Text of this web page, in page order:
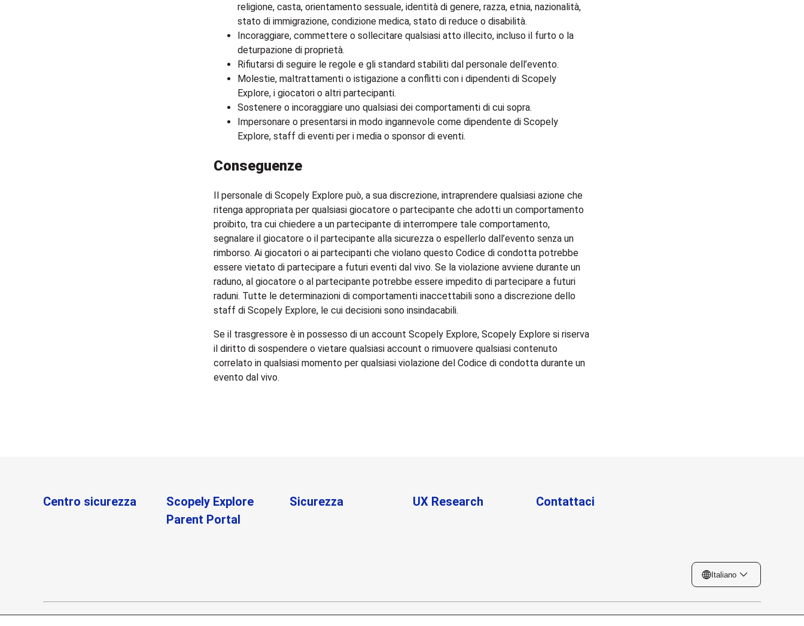
religione, casta, orientamento sessuale, identità di genere, razza, etnia, nazionalità,
stato di immigrazione, condizione medica, stato di reduce o disabilità.
Incoraggiare, commettere o sollecitare qualsiasi atto illecito, incluso il furto o la
deturpazione di proprietà.
Rifiutarsi di seguire le regole e gli standard stabiliti dal personale dell’evento.
Molestie, maltrattamenti o istigazione a conflitti con i dipendenti di Scopely
Explore, i giocatori o altri partecipanti.
Sostenere o incoraggiare uno qualsiasi dei comportamenti di cui sopra.
Impersonare o presentarsi in modo ingannevole come dipendente di Scopely
Explore, staff di eventi per i media o sponsor di eventi.
Conseguenze
Il personale di Scopely Explore può, a sua discrezione, intraprendere qualsiasi azione che
ritenga appropriata per qualsiasi giocatore o partecipante che adotti un comportamento
proibito, tra cui chiedere a un partecipante di interrompere tale comportamento,
segnalare il giocatore o il partecipante alla sicurezza o espellerlo dall’evento senza un
rimborso. Ai giocatori o ai partecipanti che violano questo Codice di condotta potrebbe
essere vietato di partecipare a futuri eventi dal vivo. Se la violazione avviene durante un
raduno, al giocatore o al partecipante potrebbe essere impedito di partecipare a futuri
raduni. Tutte le determinazioni di comportamenti inaccettabili sono a discrezione dello
staff di Scopely Explore, le cui decisioni sono insindacabili.
Se il trasgressore è in possesso di un account Scopely Explore, Scopely Explore si riserva
il diritto di sospendere o vietare qualsiasi account o rimuovere qualsiasi contenuto
correlato in qualsiasi momento per qualsiasi violazione del Codice di condotta durante un
evento dal vivo.
Centro sicurezza
Scopely Explore
Parent Portal
Sicurezza UX Research Contattaci